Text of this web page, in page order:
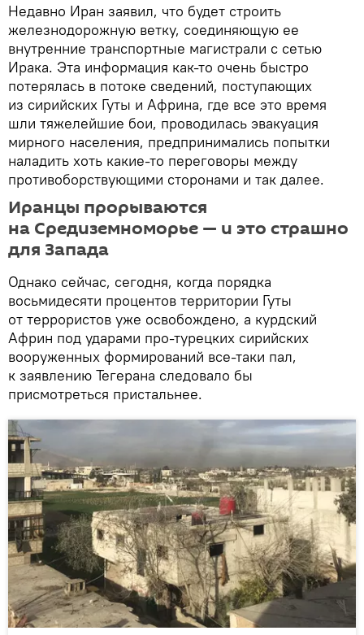
Недавно Иран заявил, что будет строить
железнодорожную ветку, соединяющую ее
внутренние транспортные магистрали с сетью
Ирака. Эта информация как-то очень быстро
потерялась в потоке сведений, поступающих
из сирийских Гуты и Африна, где все это время
шли тяжелейшие бои, проводилась эвакуация
мирного населения, предпринимались попытки
наладить хоть какие-то переговоры между
противоборствующими сторонами и так далее.
Иранцы прорываются
на Средиземноморье — и это страшно
для Запада
Однако сейчас, сегодня, когда порядка
восьмидесяти процентов территории Гуты
от террористов уже освобождено, а курдский
Африн под ударами про-турецких сирийских
вооруженных формирований все-таки пал,
к заявлению Тегерана следовало бы
присмотреться пристальнее.